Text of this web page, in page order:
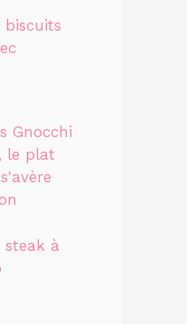
biscuits
Gnocchi
le plat
steak à